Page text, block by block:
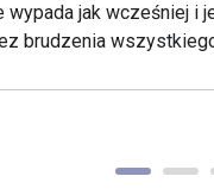
wypada jak wcześniej i
brudzenia